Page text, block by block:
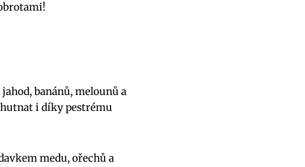
banánů, melounů a
i díky pestrému
medu, ořechů a